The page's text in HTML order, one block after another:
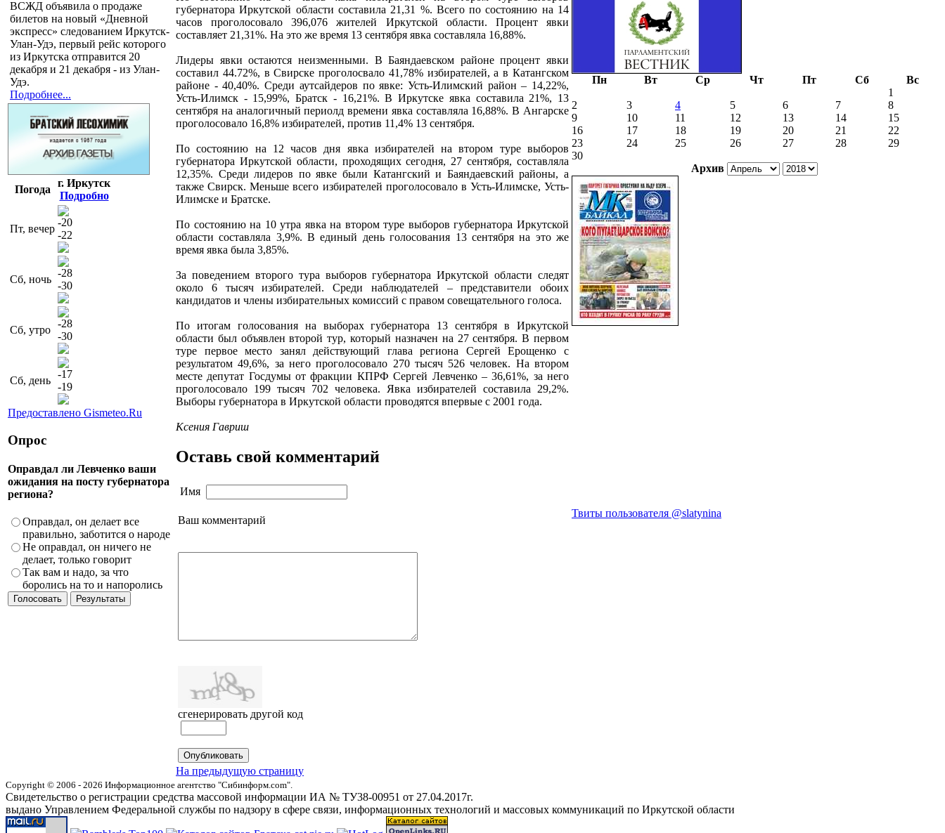
ВСЖД объявила о продаже
билетов на новый «Дневной
экспресс» следованием Иркутск-
Улан-Удэ, первый рейс которого
из Иркутска отправится 20
декабря и 21 декабря - из Улан-
Удэ.
Подробнее...
Погода
г. Иркутск
Подробно
Пт, вечер
-20
-22
Сб, ночь
-28
-30
Сб, утро
-28
-30
Сб, день
-17
-19
Предоставлено Gismeteo.Ru
Опрос
Оправдал ли Левченко ваши
ожидания на посту губернатора
региона?
Оправдал, он делает все
правильно, заботится о народе
Не оправдал, он ничего не
делает, только говорит
Так вам и надо, за что
боролись на то и напоролись
губернатора Иркутской области составила 21,31 %. Всего по состоянию на 14
часов проголосовало 396,076 жителей Иркутской области. Процент явки
составляет 21,31%. На это же время 13 сентября явка составляла 16,88%.
Лидеры явки остаются неизменными. В Баяндаевском районе процент явки
составил 44.72%, в Свирске проголосвало 41,78% избирателей, а в Катангском
районе - 40,40%. Среди аутсайдеров по явке: Усть-Илимский район – 14,22%,
Усть-Илимск - 15,99%, Братск - 16,21%. В Иркутске явка составила 21%, 13
сентября на аналогичный периолд времени явка составляла 16,88%. В Ангарске
проголосовало 16,8% избирателей, против 11,4% 13 сентября.
По состоянию на 12 часов дня явка избирателей на втором туре выборов
губернатора Иркутской области, проходящих сегодня, 27 сентября, составляла
12,35%. Среди лидеров по явке были Катангский и Баяндаевский районы, а
также Свирск. Меньше всего избирателей проголосовало в Усть-Илимске, Усть-
Илимске и Братске.
По состоянию на 10 утра явка на втором туре выборов губернатора Иркутской
области составляла 3,9%. В единый день голосования 13 сентября на это же
время явка была 3,85%.
За поведением второго тура выборов губернатора Иркутской области следят
около 6 тысяч избирателей. Среди наблюдателей – представители обоих
кандидатов и члены избирательных комиссий с правом совещательного голоса.
По итогам голосования на выборах губернатора 13 сентября в Иркутской
области был объявлен второй тур, который назначен на 27 сентября. В первом
туре первое место занял действующий глава региона Сергей Ерощенко с
результатом 49,6%, за него проголосовало 270 тысяч 526 человек. На втором
месте депутат Госдумы от фракции КПРФ Сергей Левченко – 36,61%, за него
проголосовало 199 тысяч 702 человека. Явка избирателей составила 29,2%.
Выборы губернатора в Иркутской области проводятся впервые с 2001 года.
Ксения Гавриш
Оставь свой комментарий
Имя
Ваш комментарий
сгенерировать другой код
На предыдущую страницу
Пн Вт Ср Чт Пт Сб
Вс
1
2
3 4 5 6 7
8
9
10 11 12 13 14
15
16
17 18 19 20 21
22
23
24 25 26 27 28
29
30
Архив
Твиты пользователя @slatynina
Copyright © 2006 - 2026 Информационное агентство "Сибинформ.com".
Свидетельство о регистрации средства массовой информации ИА № ТУ38-00951 от 27.04.2017г.
выдано Управлением Федеральной службы по надзору в сфере связи, информационных технологий и массовых коммуникаций по Иркутской области